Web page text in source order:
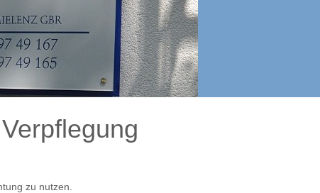
zu nutzen.